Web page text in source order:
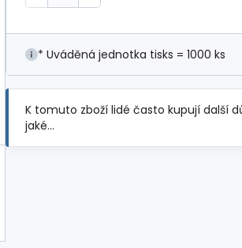
* Uváděná jednotka tisks = 1000 ks
K tomuto zboží lidé často kupují další
jaké…